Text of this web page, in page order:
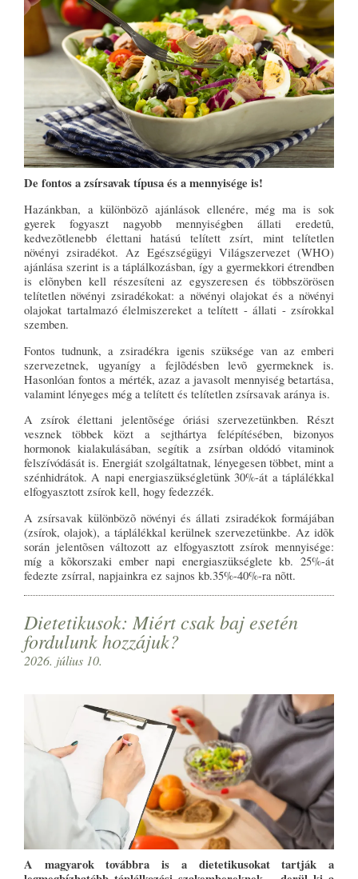
De fontos a zsírsavak típusa és a mennyisége is!
Hazánkban, a különbözõ ajánlások ellenére, még ma is sok
gyerek fogyaszt nagyobb mennyiségben állati eredetû,
kedvezõtlenebb élettani hatású telített zsírt, mint telítetlen
növényi zsiradékot. Az Egészségügyi Világszervezet (WHO)
ajánlása szerint is a táplálkozásban, így a gyermekkori étrendben
is elõnyben kell részesíteni az egyszeresen és többszörösen
telítetlen növényi zsiradékokat: a növényi olajokat és a növényi
olajokat tartalmazó élelmiszereket a telített - állati - zsírokkal
szemben.
Fontos tudnunk, a zsiradékra igenis szüksége van az emberi
szervezetnek, ugyanígy a fejlõdésben levõ gyermeknek is.
Hasonlóan fontos a mérték, azaz a javasolt mennyiség betartása,
valamint lényeges még a telített és telítetlen zsírsavak aránya is.
A zsírok élettani jelentõsége óriási szervezetünkben. Részt
vesznek többek közt a sejthártya felépítésében, bizonyos
hormonok kialakulásában, segítik a zsírban oldódó vitaminok
felszívódását is. Energiát szolgáltatnak, lényegesen többet, mint a
szénhidrátok. A napi energiaszükségletünk 30%-át a táplálékkal
elfogyasztott zsírok kell, hogy fedezzék.
A zsírsavak különbözõ növényi és állati zsiradékok formájában
(zsírok, olajok), a táplálékkal kerülnek szervezetünkbe. Az idõk
során jelentõsen változott az elfogyasztott zsírok mennyisége:
míg a kõkorszaki ember napi energiaszükséglete kb. 25%-át
fedezte zsírral, napjainkra ez sajnos kb.35%-40%-ra nõtt.
Dietetikusok: Miért csak baj esetén
fordulunk hozzájuk?
2026. július 10.
A magyarok továbbra is a
dietetikusokat tartják a